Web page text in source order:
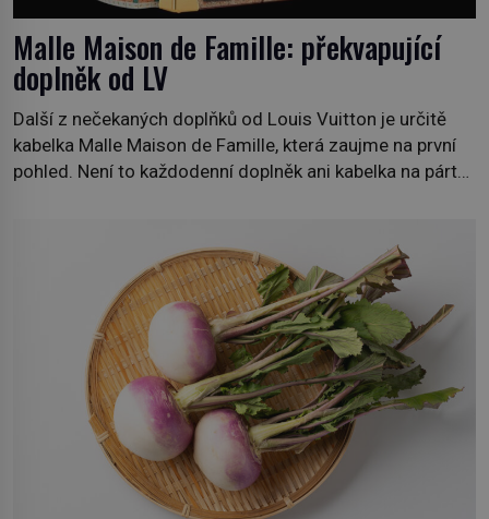
Malle Maison de Famille: překvapující
doplněk od LV
Další z nečekaných doplňků od Louis Vuitton je určitě
kabelka Malle Maison de Famille, která zaujme na první
pohled. Není to každodenní doplněk ani kabelka na párty,
adrese 18 Rue Louis Vuitton, které bylo postaveno v
roce 1869. […]